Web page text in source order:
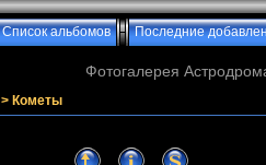
Список альбомов Последние
Фотогалерея
> Кометы